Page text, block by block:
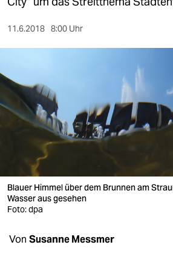
gesellschaft
berlin
nord
wahrheit
verlag
verlag
shop
11.6.2018 8:00 Uhr
Blauer Himmel über dem Brunnen am
Wasser aus gesehen
Foto: dpa
Von Susanne Messmer